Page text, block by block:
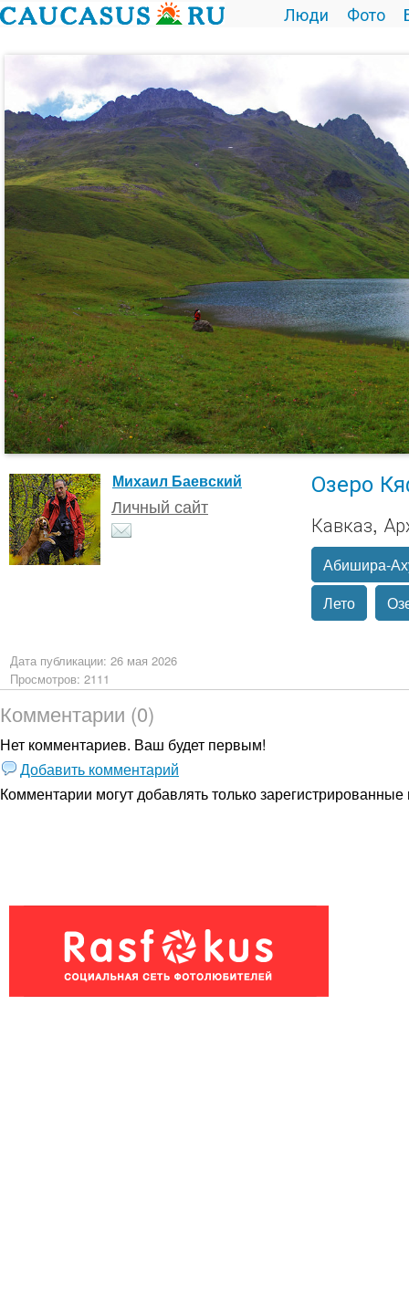
Люди Фото
Михаил Баевский
Личный сайт
Озеро
Кавказ,
Абишира-
Лето
Дата публикации: 26 мая 2026
Просмотров: 2111
Комментарии (0)
Нет комментариев. Ваш будет первым!
Добавить комментарий
Комментарии могут добавлять толькозарегистрированные